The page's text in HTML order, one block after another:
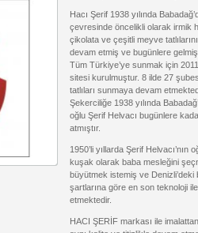
Hacı Şerif 1938 yılında
çevresinde öncelikli olarak irmik
çikolata ve çeşitli meyve
devam etmiş ve bugünlere
Tüm Türkiye’ye sunmak için
sitesi kurulmuştur. 8 ilde 27
tatlıları sunmaya devam
Şekerciliğe 1938 yılında
oğlu Şerif Helvacı bugünlere
atmıştır.
1950’li yıllarda Şerif Helvacı’nın
kuşak olarak baba mesleğini
büyütmek istemiş ve Denizli’deki
şartlarına göre en son teknoloji
etmektedir.
HACI ŞERİF markası ile